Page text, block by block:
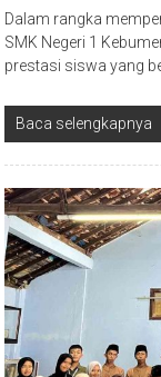
Dalam rangka
SMK Negeri 1
prestasi siswa yang
Baca selengkapnya